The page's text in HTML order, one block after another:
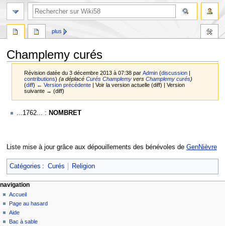
Champlemy curés
Révision datée du 3 décembre 2013 à 07:38 parAdmin (discussion |
contributions) (a déplacéCurés Champlemy versChamplemy curés)
(diff) ← Version précédente | Voir la version actuelle (diff) | Version
suivante → (diff)
Aller
Aller ...1762... : NOMBRET
Liste mise à jour grâce aux dépouillements des bénévoles de GenNièvre
Catégories : Curés Religion
plus
navigation
Accueil
Page au hasard
Aide
Bac à sable